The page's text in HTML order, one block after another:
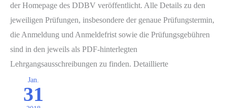
der Homepage des DDBV veröffentlicht. Alle Details zu den
jeweiligen Prüfungen, insbesondere der genaue Prüfungstermin,
die Anmeldung und Anmeldefrist sowie die Prüfungsgebühren
sind in den jeweils als PDF-hinterlegten
Lehrgangsausschreibungen zu finden. Detaillierte
Jan.
31